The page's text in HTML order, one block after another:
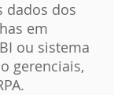
dados dos
em
ou sistema
gerenciais,